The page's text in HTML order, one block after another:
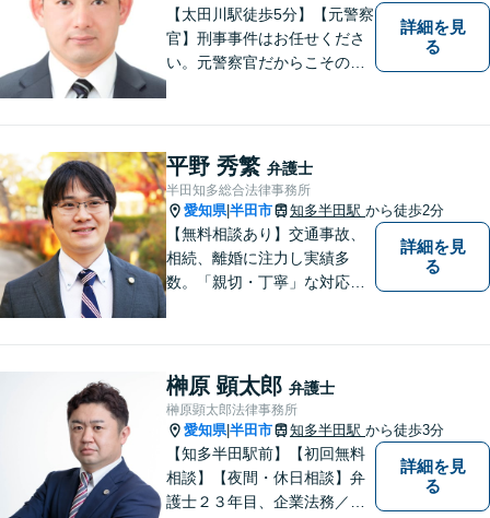
【太田川駅徒歩5分】【元警察
官】刑事事件はお任せくださ
い。元警察官だからこその視
ることはございません。元警
察官の経験を活かした交通事
故事案対応もいたします。
詳細を見
る
平野 秀繁 弁護士
半田知多総合法律事務所
愛知県|半田市 知多半田駅 から徒歩2分
【無料相談あり】交通事故、
相続、離婚に注力し実績多
数。「親切・丁寧」な対応
詳細を見
る
榊原 顕太郎 弁護士
榊原顕太郎法律事務所
愛知県|半田市 知多半田駅 から徒歩3分
【知多半田駅前】【初回無料
相談】【夜間・休日相談】弁
護士２３年目、企業法務／交
詳細を見
る